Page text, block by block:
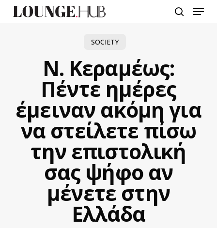
Menu
SOCIETY
Ν. Κεραμέως:
Πέντε ημέρες
έμειναν ακόμη για
να στείλετε πίσω
την επιστολική
σας ψήφο αν
μένετε στην
Ελλάδα